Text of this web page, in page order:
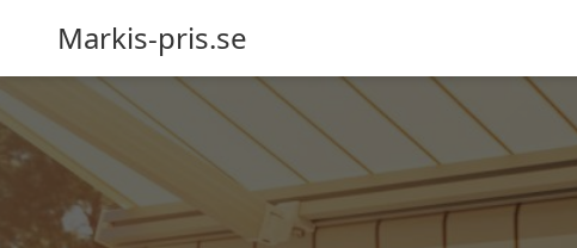
Markis-pris.se